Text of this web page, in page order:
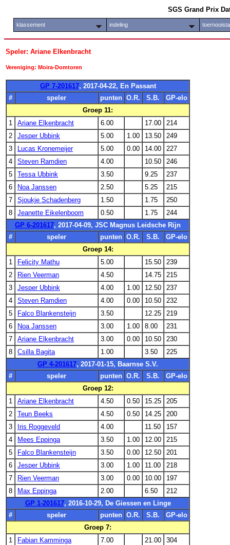
SGS Grand Prix
klassement indeling
Speler: Ariane Elkenbracht
Vereniging: Moira-Domtoren
GP 7-201617, 2017-04-22, En Passant
#
speler punten O.R. S.B.
GP-elo
Groep 11:
1
Ariane Elkenbracht 6.00 17.00
214
2
Jesper Ubbink 5.00 1.00 13.50
249
3
Lucas Kronemeijer 5.00 0.00 14.00
227
4
Steven Ramdien 4.00 10.50
246
5
Tessa Ubbink 3.50 9.25
237
6
Noa Janssen 2.50 5.25
215
7
Sjoukje Schadenberg 1.50 1.75
250
8
Jeanette Eikelenboom 0.50 1.75
244
GP 6-201617, 2017-04-09, JSC Magnus Leidsche Rijn
#
speler punten O.R. S.B.
GP-elo
Groep 14:
1
Felicity Mathu 5.00 15.50
239
2
Rien Veerman 4.50 14.75
215
3
Jesper Ubbink 4.00 1.00 12.50
237
4
Steven Ramdien 4.00 0.00 10.50
232
5
Falco Blankensteijn 3.50 12.25
219
6
Noa Janssen 3.00 1.00 8.00
231
7
Ariane Elkenbracht 3.00 0.00 10.50
230
8
Csilla Bagita 1.00 3.50
225
GP 4-201617, 2017-01-15, Baarnse S.V.
#
speler punten O.R. S.B.
GP-elo
Groep 12:
1
Ariane Elkenbracht 4.50 0.50 15.25
205
2
Teun Beeks 4.50 0.50 14.25
200
3
Iris Roggeveld 4.00 11.50
157
4
Mees Eppinga 3.50 1.00 12.00
215
5
Falco Blankensteijn 3.50 0.00 12.50
201
6
Jesper Ubbink 3.00 1.00 11.00
218
7
Rien Veerman 3.00 0.00 10.00
197
8
Max Eppinga 2.00 6.50
212
GP 1-201617, 2016-10-29, De Giessen en Linge
#
speler punten O.R. S.B.
GP-elo
Groep 7:
1
Fabian Kamminga 7.00 21.00
304